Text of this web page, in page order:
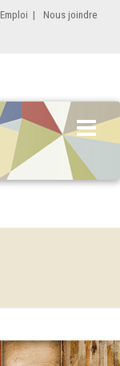
Emploi | Nous joindre